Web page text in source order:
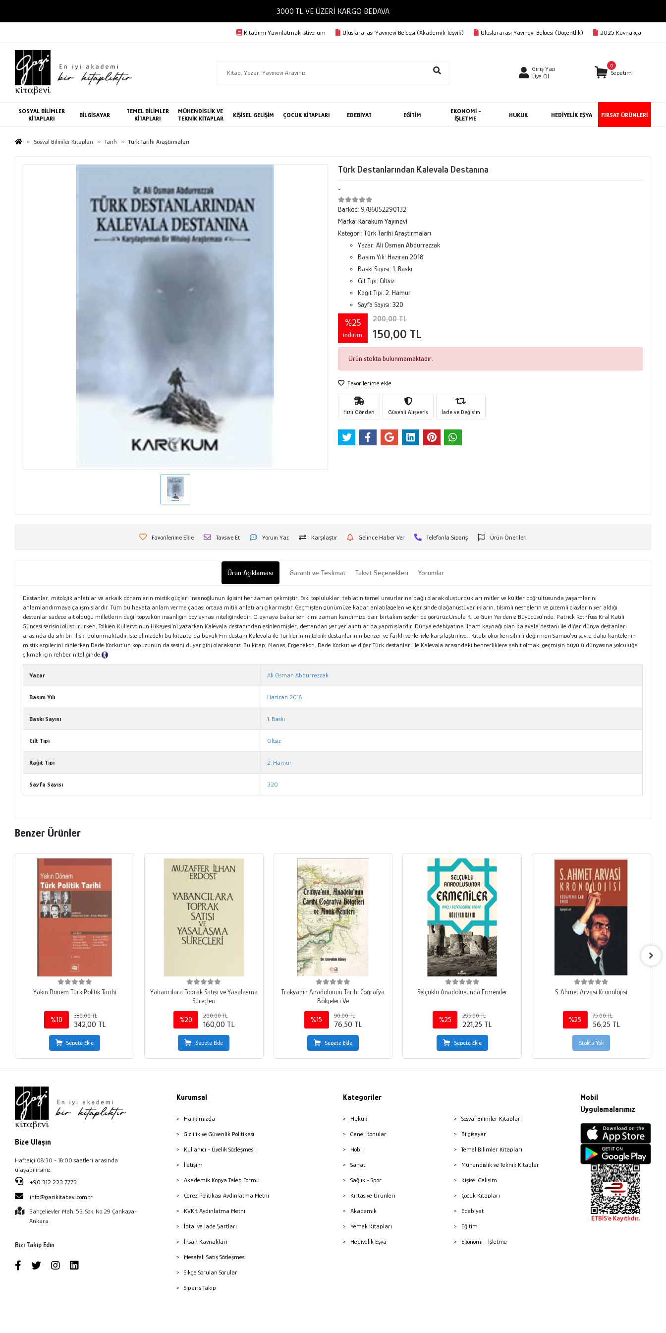
3000 TL VE ÜZERİ KARGO BEDAVA
Kitabımı Yayınlatmak İstiyorum Uluslararası Yayınevi Belgesi (Akademik Teşvik) Uluslararası Yayınevi Belgesi (Doçentlik) 2025 Kaynakça
Giriş Yap
Üye Ol
0
Sepetim
SOSYAL BİLİMLER
KİTAPLARI
BİLGİSAYAR
TEMEL BİLİMLER
KİTAPLARI
MÜHENDİSLİK VE
TEKNİK KİTAPLAR
KİŞİSEL GELİŞİM ÇOCUK KİTAPLARI EDEBİYAT EĞİTİM
EKONOMİ -
İŞLETME
HUKUK HEDİYELİK EŞYA FIRSAT ÜRÜNLERİ
Sosyal Bilimler Kitapları Tarih Türk Tarihi Araştırmaları
Türk Destanlarından Kalevala Destanına
-
Barkod: 9786052290132
Marka: Karakum Yayınevi
Kategori: Türk Tarihi Araştırmaları
Yazar: Ali Osman Abdurrezzak
Basım Yılı: Haziran 2018
Baskı Sayısı: 1. Baskı
Cilt Tipi: Ciltsiz
Kağıt Tipi: 2. Hamur
Sayfa Sayısı: 320
%25
indirim
200,00 TL
150,00 TL
Ürün stokta bulunmamaktadır.
Favorilerime ekle
Hızlı Gönderi Güvenli Alışveriş İade ve Değişim
Favorilerime Ekle Tavsiye Et Yorum Yaz Karşılaştır Gelince Haber Ver Telefonla Sipariş Ürün Önerileri
Ürün Açıklaması Garanti ve Teslimat Taksit Seçenekleri Yorumlar
Destanlar, mitolojik anlatılar ve arkaik dönemlerin mistik güçleri insanoğlunun ilgisini her zaman çekmiştir. Eski topluluklar, tabiatın temel unsurlarına bağlı olarak oluşturdukları mitler ve kültler doğrultusunda yaşamlarını
anlamlandırmaya çalışmışlardır. Tüm bu hayata anlam verme çabası ortaya mitik anlatıları çıkarmıştır. Geçmişten günümüze kadar anlatılagelen ve içerisinde olağanüstüvarlıkların, tılsımlı nesnelerin ve gizemli olayların yer aldığı
destanlar sadece ait olduğu milletlerin değil topyekûn insanlığın boy aynası niteliğindedir. O aynaya bakarken kimi zaman kendimize dair birtakım şeyler de görürüz.Ursula K. Le Guin Yerdeniz Büyücüsü’nde, Patrick Rothfuss Kral Katili
Güncesi serisini oluştururken, Tolkien Kullervo’nun Hikayesi’ni yazarken Kalevala destanından esinlenmişler, destandan yer yer alıntılar da yapmışlardır. Dünya edebiyatına ilham kaynağı olan Kalevala destanı ile diğer dünya destanları
arasında da sıkı bir ilişki bulunmaktadır.İşte elinizdeki bu kitapta da büyük Fin destanı Kalevala ile Türklerin mitolojik destanlarının benzer ve farklı yönleriyle karşılaştırılıyor. Kitabı okurken sihirli değirmen Sampo’yu seyre dalıp kantelenin
mistik ezgilerini dinlerken Dede Korkut’un kopuzunun da sesini duyar gibi olacaksınız. Bu kitap; Manas, Ergenekon, Dede Korkut ve diğer Türk destanları ile Kalevala arasındaki benzerliklere şahit olmak; geçmişin büyülü dünyasına yolculuğa
çıkmak için rehber niteliğinde.
Yazar Ali Osman Abdurrezzak
Basım Yılı Haziran 2018
Baskı Sayısı 1. Baskı
Cilt Tipi Ciltsiz
Kağıt Tipi 2. Hamur
Sayfa Sayısı 320
Benzer Ürünler
Yakın Dönem Türk Politik Tarihi
%10
380,00 TL
342,00 TL
Sepete Ekle
Yabancılara Toprak Satışı ve Yasalaşma
Süreçleri
%20
200,00 TL
160,00 TL
Sepete Ekle
Trakyanın Anadolunun Tarihi Coğrafya
Bölgeleri Ve
%15
90,00 TL
76,50 TL
Sepete Ekle
Selçuklu Anadolusunda Ermeniler
%25
295,00 TL
221,25 TL
Sepete Ekle
S. Ahmet Arvasi Kronolojisi
%25
75,00 TL
56,25 TL
Stokta Yok
Bize Ulaşın
Haftaiçi 08:30 - 18:00 saatleri arasında
ulaşabilirsiniz.
+90 312 223 7773
info@gazikitabevi.com.tr
Bahçelievler Mah. 53. Sok. No:29 Çankaya-
Ankara
Bizi Takip Edin
Kurumsal
Hakkımızda
Gizlilik ve Güvenlik Politikası
Kullanıcı - Üyelik Sözleşmesi
İletişim
Akademik Kopya Talep Formu
Çerez Politikası Aydınlatma Metni
KVKK Aydınlatma Metni
İptal ve İade Şartları
İnsan Kaynakları
Mesafeli Satış Sözleşmesi
Sıkça Sorulan Sorular
Sipariş Takip
Kategoriler
Hukuk
Genel Konular
Hobi
Sanat
Sağlık - Spor
Kırtasiye Ürünleri
Akademik
Yemek Kitapları
Hediyelik Eşya
Sosyal Bilimler Kitapları
Bilgisayar
Temel Bilimler Kitapları
Mühendislik ve Teknik Kitaplar
Kişisel Gelişim
Çocuk Kitapları
Edebiyat
Eğitim
Ekonomi - İşletme
Mobil
Uygulamalarımız